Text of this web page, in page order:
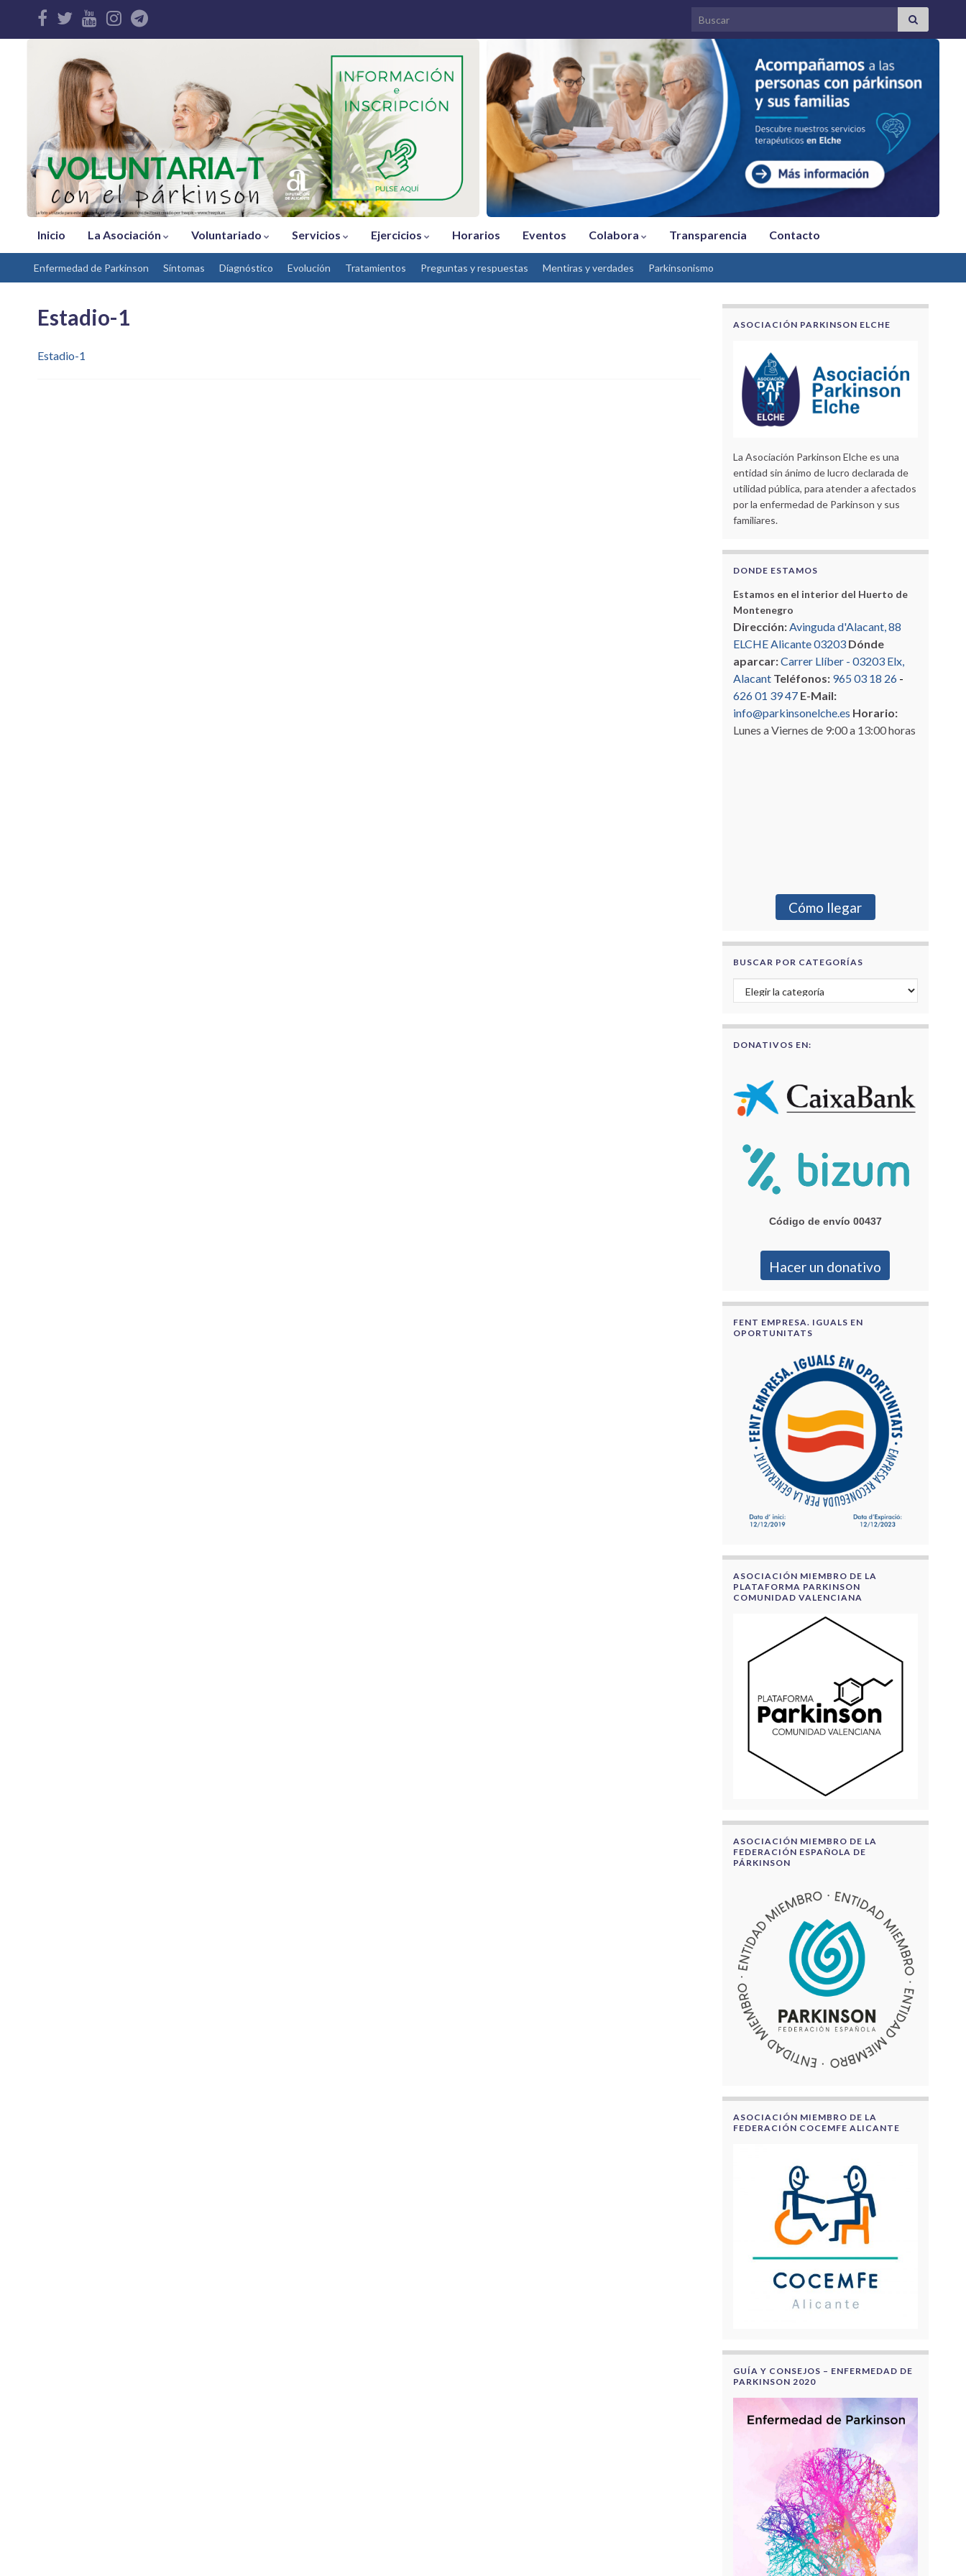
Search for:
Inicio La Asociación Voluntariado Servicios Ejercicios Horarios Eventos Colabora Transparencia Contacto
Enfermedad de Parkinson Síntomas Díagnóstico Evolución Tratamientos Preguntas y respuestas Mentiras y verdades Parkinsonismo
Estadio-1
Estadio-1
ASOCIACIÓN PARKINSON ELCHE
La Asociación Parkinson Elche es una
entidad sin ánimo de lucro declarada de
utilidad pública, para atender a afectados
por la enfermedad de Parkinson y sus
familiares.
DONDE ESTAMOS
Estamos en el interior del Huerto de
Montenegro
Dirección:Avinguda d'Alacant, 88
ELCHE Alicante 03203 Dónde
aparcar:Carrer Llíber - 03203 Elx,
Alacant Teléfonos: 965 03 18 26-
626 01 39 47 E-Mail:
info@parkinsonelche.es Horario:
Lunes a Viernes de 9:00 a 13:00 horas
Cómo llegar
BUSCAR POR CATEGORÍAS
Buscar por categorías
DONATIVOS EN:
Código de envío 00437
Hacer un donativo
FENT EMPRESA. IGUALS EN
OPORTUNITATS
ASOCIACIÓN MIEMBRO DE LA
PLATAFORMA PARKINSON
COMUNIDAD VALENCIANA
ASOCIACIÓN MIEMBRO DE LA
FEDERACIÓN ESPAÑOLA DE
PÁRKINSON
ASOCIACIÓN MIEMBRO DE LA
FEDERACIÓN COCEMFE ALICANTE
GUÍA Y CONSEJOS – ENFERMEDAD DE
PARKINSON 2020